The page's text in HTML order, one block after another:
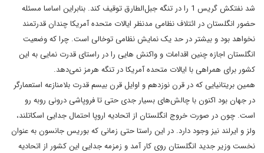
شد نفتکش گریس 1 را در تنگه جبل‌الطارق توقیف کند. بنابراین اساسا مسئله
حضور انگلستان در ائتلاف نظامی مدنظر ایالات متحده آمریکا چندان قدرتمند
نخواهد بود و بیشتر در حد یک نمایش نظامی توخالی است. چرا که وضعیت
انگلستان اجازه چنین اقدامات و واکنش هایی را در راستای قدرت نمایی به این
کشور برای همراهی با ایالات متحده آمریکا در تنگه هرمز نمی‌دهد.
همین بریتانیایی که در قرن نوزدهم و اوایل قرن بیسم قدرت بلامنازعه استعمارگر
در جهان بود اکنون با چالش‌های بسیار جدی حتی تا فروپاشی درونی روبه رو
است. چون در صورت خروج انگلستان از اتحادیه اروپا احتمال جدایی اسکاتلند،
ولز و ایرلند نیز وجود دارد. در این راستا حتی زمانی که بوریس جانسون به عنوان
نخست وزیر جدید انگلستان روی کار آمد و زمزمه جدایی این کشور از اتحادیه